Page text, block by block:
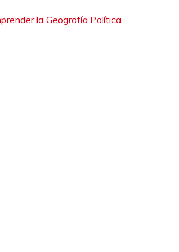
la Geografía Política